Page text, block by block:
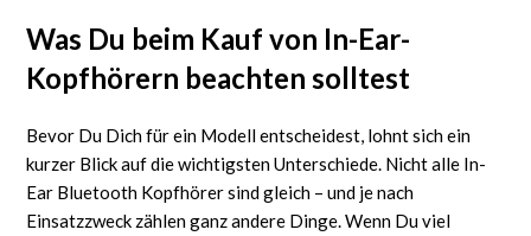
Was Du beim Kauf von In-Ear-
Kopfhörern beachten solltest
Bevor Du Dich für ein Modell entscheidest, lohnt sich ein
kurzer Blick auf die wichtigsten Unterschiede. Nicht alle In-
Ear Bluetooth Kopfhörer sind gleich – und je nach
Einsatzzweck zählen ganz andere Dinge. Wenn Du viel